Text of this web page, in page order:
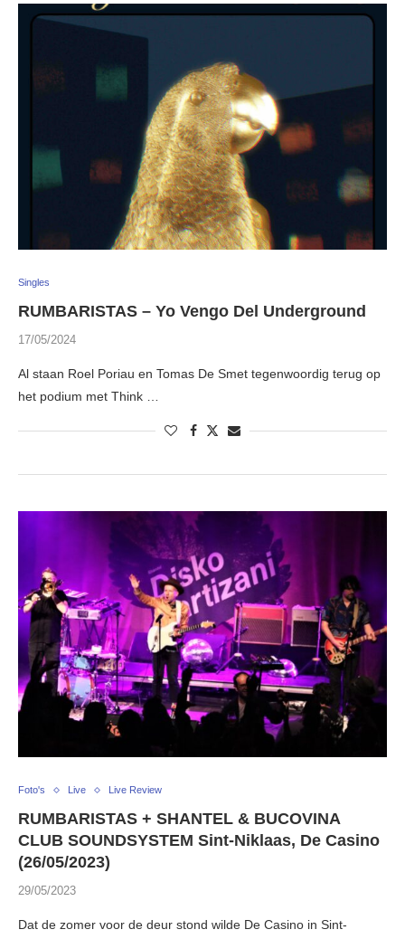
Singles
RUMBARISTAS – Yo Vengo Del Underground
17/05/2024
Al staan Roel Poriau en Tomas De Smet tegenwoordig terug op
het podium met Think …
Foto's Live Live Review
RUMBARISTAS + SHANTEL & BUCOVINA
CLUB SOUNDSYSTEM Sint-Niklaas, De Casino
(26/05/2023)
29/05/2023
Dat de zomer voor de deur stond wilde De Casino in Sint-